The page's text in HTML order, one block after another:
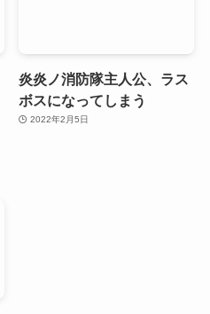
炎炎ノ消防隊主人公、ラス
ボスになってしまう
2022年2月5日